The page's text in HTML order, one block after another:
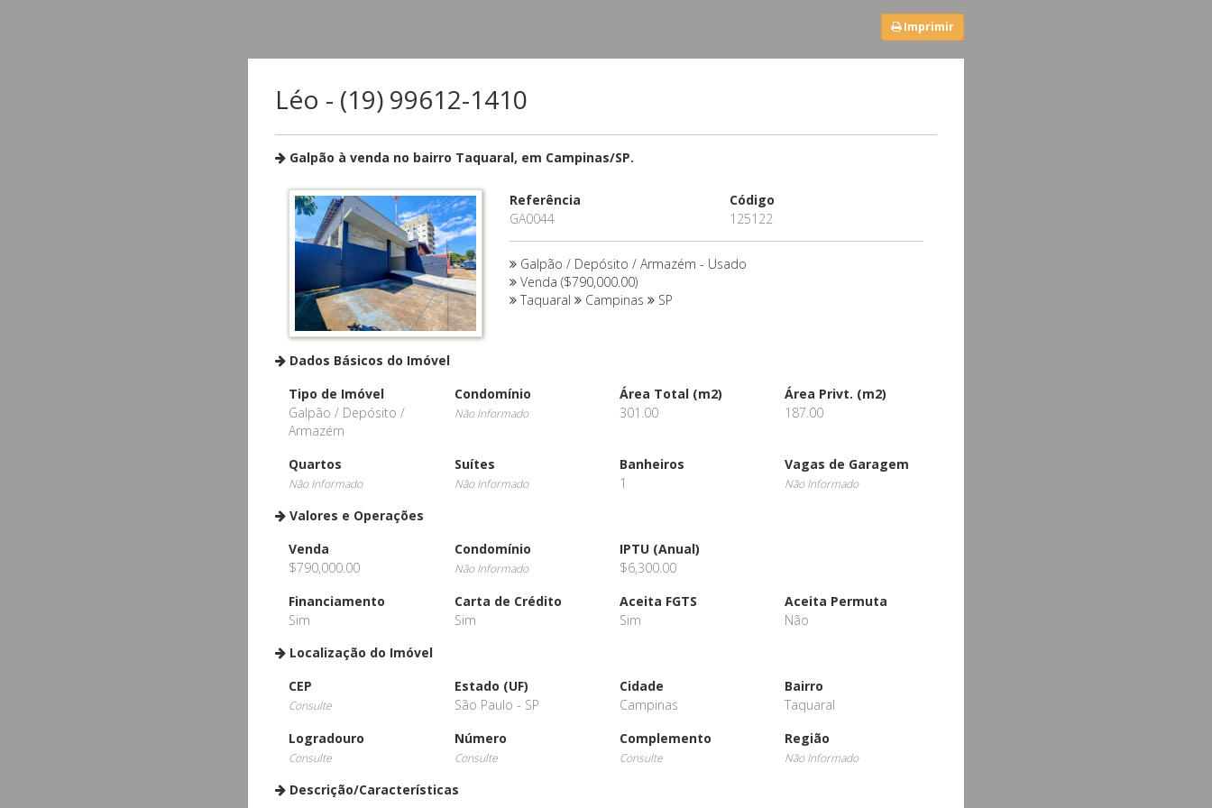
Imprimir
Léo - (19) 99612-1410
Galpão à venda no bairro Taquaral, em Campinas/SP.
Referência
GA0044
Código
125122
Galpão / Depósito / Armazém - Usado
Venda ($790,000.00)
Taquaral
Campinas SP
Dados Básicos do Imóvel
Tipo de Imóvel
Galpão / Depósito /
Armazém
Condomínio
Não Informado
Área Total (m2)
301.00
Área Privt. (m2)
187.00
Quartos
Não Informado
Suítes
Não Informado
Banheiros
1
Vagas de Garagem
Não Informado
Valores e Operações
Venda
$790,000.00
Condomínio
Não Informado
IPTU (Anual)
$6,300.00
Financiamento
Sim
Carta de Crédito
Sim
Aceita FGTS
Sim
Aceita Permuta
Não
Localização do Imóvel
CEP
Consulte
Estado (UF)
São Paulo - SP
Cidade
Campinas
Bairro
Taquaral
Logradouro
Consulte
Número
Consulte
Complemento
Consulte
Região
Não Informado
Descrição/Características